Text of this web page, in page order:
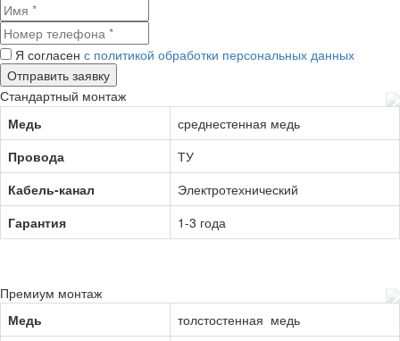
Я согласен с политикой обработки персональных данных
Стандартный монтаж
Медь
среднестенная медь
Провода
ТУ
Кабель-канал
Электротехнический
Гарантия
1-3 года
Премиум монтаж
Медь
толстостенная медь